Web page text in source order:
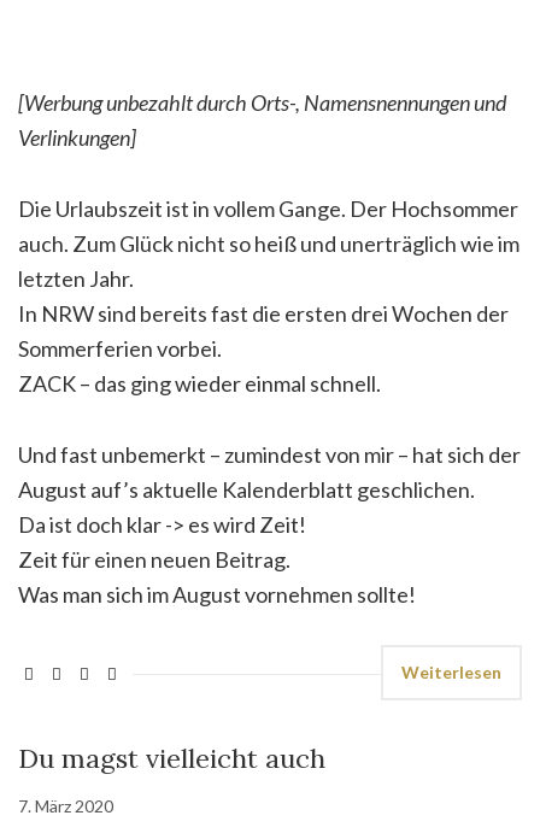
[Werbung unbezahlt durch Orts-, Namensnennungen und
Verlinkungen]
Die Urlaubszeit ist in vollem Gange. Der Hochsommer
auch. Zum Glück nicht so heiß und unerträglich wie im
letzten Jahr.
In NRW sind bereits fast die ersten drei Wochen der
Sommerferien vorbei.
ZACK – das ging wieder einmal schnell.
Und fast unbemerkt – zumindest von mir – hat sich der
August auf’s aktuelle Kalenderblatt geschlichen.
Da ist doch klar -> es wird Zeit!
Zeit für einen neuen Beitrag.
Was man sich im August vornehmen sollte!
Weiterlesen
Du magst vielleicht auch
7. März 2020